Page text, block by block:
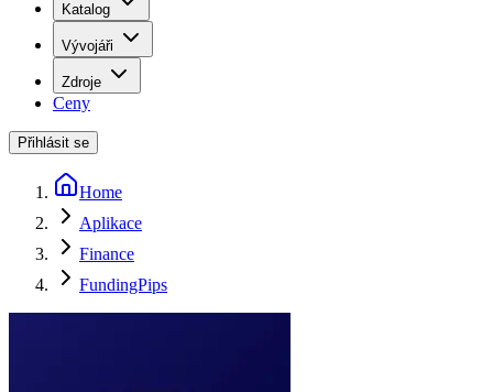
Katalog
Vývojáři
Zdroje
Ceny
Přihlásit se
Home
Aplikace
Finance
FundingPips